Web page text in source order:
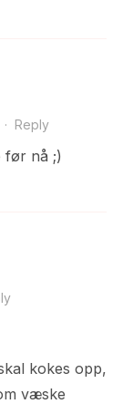
· Reply
før nå ;)
kokes opp,
væske